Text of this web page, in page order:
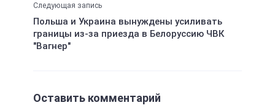
Следующая запись
Польша и Украина вынуждены усиливать
границы из-за приезда в Белоруссию ЧВК
"Вагнер"
Оставить комментарий